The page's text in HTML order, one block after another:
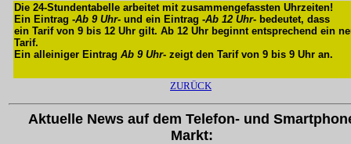
Die 24-Stundentabelle arbeitet mit zusammengefassten Uhrzeiten!
Ein Eintrag -Ab 9 Uhr- und ein Eintrag -Ab 12 Uhr- bedeutet, dass
ein Tarif von 9 bis 12 Uhr gilt. Ab 12 Uhr beginnt entsprechend ein
Tarif.
Ein alleiniger Eintrag Ab 9 Uhr- zeigt den Tarif von 9 bis 9 Uhr an.
ZURÜCK
Aktuelle News auf dem Telefon- und
Markt: